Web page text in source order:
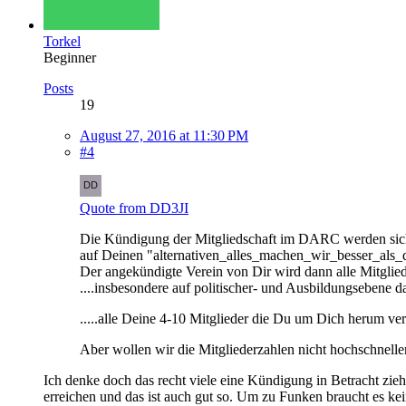
Torkel
Beginner
Posts
19
August 27, 2016 at 11:30 PM
#4
Quote from DD3JI
Die Kündigung der Mitgliedschaft im DARC werden
auf Deinen
Der angekündigte Verein von Dir wird dann alle
....insbesondere auf politischer- und
.....alle Deine 4-10 Mitglieder die Du um Dich herum
Aber wollen wir die Mitgliederzahlen nicht
Ich denke doch das recht viele eine Kündigung in Betracht
erreichen und das ist auch gut so. Um zu Funken braucht es